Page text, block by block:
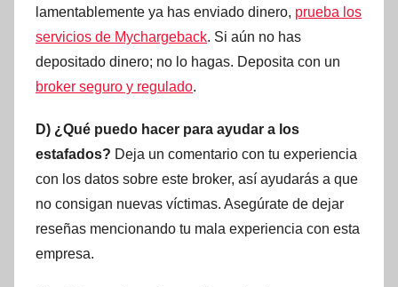
lamentablemente ya has enviado dinero, prueba los
servicios de Mychargeback. Si aún no has
depositado dinero; no lo hagas. Deposita con un
broker seguro y regulado.
D) ¿Qué puedo hacer para ayudar a los
estafados? Deja un comentario con tu experiencia
con los datos sobre este broker, así ayudarás a que
no consigan nuevas víctimas. Asegúrate de dejar
reseñas mencionando tu mala experiencia con esta
empresa.